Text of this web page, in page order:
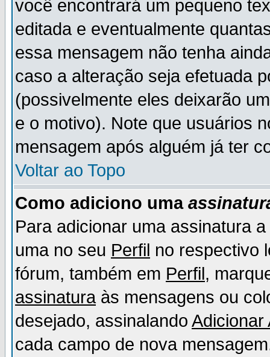
você encontrará um pequeno
editada e eventualmente
essa mensagem não tenha
caso a alteração seja efetuada
(possivelmente eles deixarão
e o motivo). Note que usuários
mensagem após alguém já ter
Voltar ao Topo
Como adiciono uma
Para adicionar uma assinatura
uma no seu Perfil no respectivo
fórum, também em Perfil,
assinaturaàs mensagens ou
desejado, assinalando Adicionar
cada campo de nova